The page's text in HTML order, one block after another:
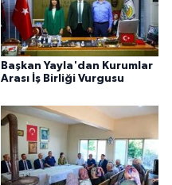
Başkan Yayla'dan Kurumlar
Arası İş Birliği Vurgusu